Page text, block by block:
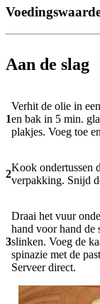
Aan de slag
1
Verhit de olie in
en bak in 5 min.
plakjes. Voeg toe
2
Kook ondertussen
verpakking. Snijd
3
Draai het vuur
hand voor hand de
slinken. Voeg de
spinazie met de
Serveer direct.